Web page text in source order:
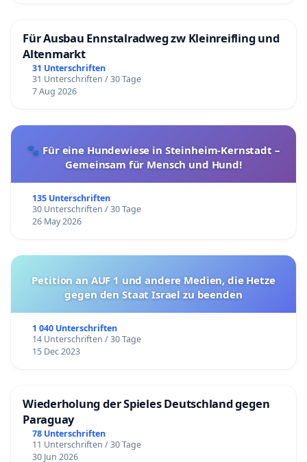
Für Ausbau Ennstalradweg zw Kleinreifling und
Altenmarkt
31 Unterschriften
31 Unterschriften / 30 Tage
7 Aug 2026
🐾 Für eine Hundewiese in Steinheim-Kernstadt –
Gemeinsam für Mensch und Hund!
135 Unterschriften
30 Unterschriften / 30 Tage
26 May 2026
Petition an AUF 1 und andere Medien, die Hetze
gegen den Staat Israel zu beenden
1 040 Unterschriften
14 Unterschriften / 30 Tage
15 Dec 2023
Wiederholung der Spieles Deutschland gegen
Paraguay
78 Unterschriften
11 Unterschriften / 30 Tage
30 Jun 2026